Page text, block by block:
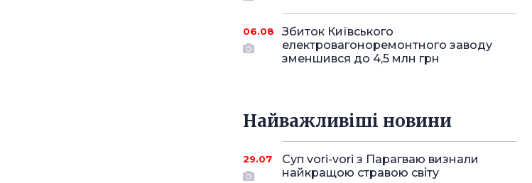
06.08
Збиток Київського
електровагоноремонтного заводу
зменшився до 4,5 млн грн
Найважливіші новини
29.07
Суп vori-vori з Парагваю визнали
найкращою стравою світу